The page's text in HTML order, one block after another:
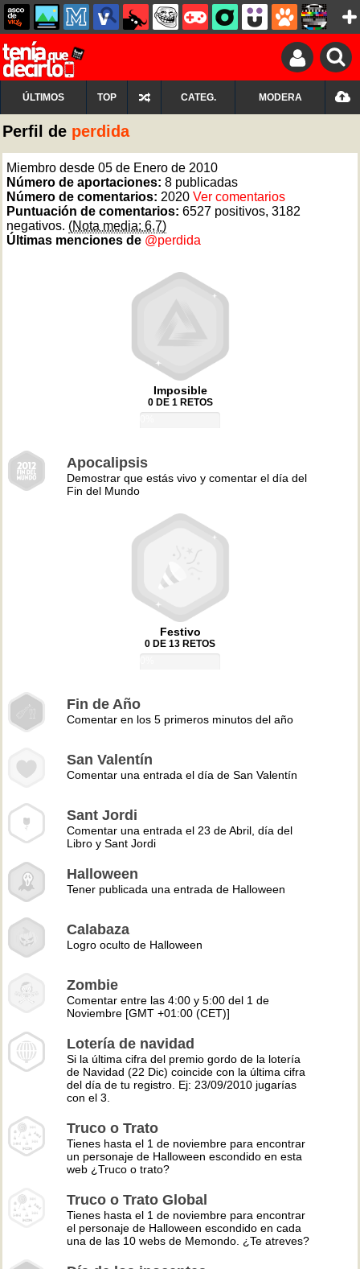
ÚLTIMOS TOP CATEG. MODERA
Perfil de perdida
Miembro desde 05 de Enero de 2010
Número de aportaciones: 8 publicadas
Número de comentarios: 2020 Ver comentarios
Puntuación de comentarios: 6527 positivos, 3182
negativos. (Nota media: 6,7)
Últimas menciones de @perdida
Imposible
0 DE 1 RETOS
Apocalipsis
Demostrar que estás vivo y comentar el día del
Fin del Mundo
Festivo
0 DE 13 RETOS
Fin de Año
Comentar en los 5 primeros minutos del año
San Valentín
Comentar una entrada el día de San Valentín
Sant Jordi
Comentar una entrada el 23 de Abril, día del
Libro y Sant Jordi
Halloween
Tener publicada una entrada de Halloween
Calabaza
Logro oculto de Halloween
Zombie
Comentar entre las 4:00 y 5:00 del 1 de
Noviembre [GMT +01:00 (CET)]
Lotería de navidad
Si la última cifra del premio gordo de la lotería
de Navidad (22 Dic) coincide con la última cifra
del día de tu registro. Ej: 23/09/2010 jugarías
con el 3.
Truco o Trato
Tienes hasta el 1 de noviembre para encontrar
un personaje de Halloween escondido en esta
web ¿Truco o trato?
Truco o Trato Global
Tienes hasta el 1 de noviembre para encontrar
el personaje de Halloween escondido en cada
una de las 10 webs de Memondo. ¿Te atreves?